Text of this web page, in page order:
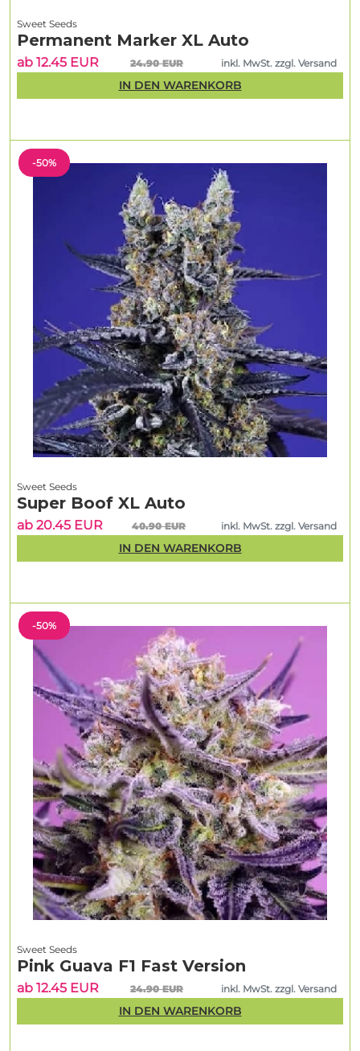
-50%
Sweet Seeds
Pink Guava F1 Fast Version
ab 12.45 EUR 24.90 EUR inkl. MwSt. zzgl. Versand
IN DEN WARENKORB
-50%
Sweet Seeds
Super Boof XL Auto
ab 20.45 EUR 40.90 EUR inkl. MwSt. zzgl. Versand
IN DEN WARENKORB
Sweet Seeds
Permanent Marker XL Auto
ab 12.45 EUR 24.90 EUR inkl. MwSt. zzgl. Versand
IN DEN WARENKORB